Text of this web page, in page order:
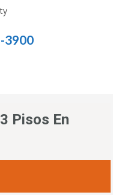
3900
Pisos En